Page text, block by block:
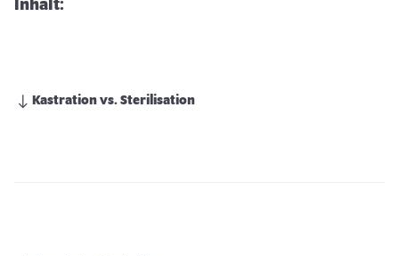
Inhalt:
Kastration vs. Sterilisation